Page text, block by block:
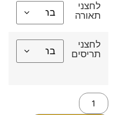
לחצני
תאורה
לחצני
תריסים